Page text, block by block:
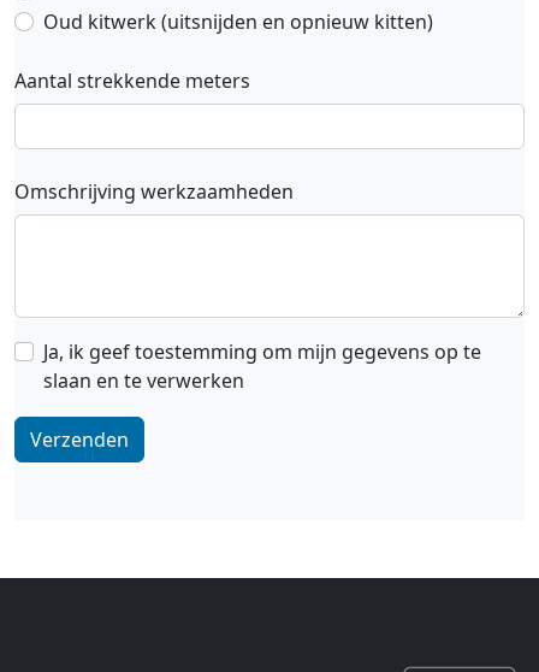
Oud kitwerk (uitsnijden en opnieuw kitten)
Aantal strekkende meters
Omschrijving werkzaamheden
Ja, ik geef toestemming om mijn gegevens op te
slaan en te verwerken